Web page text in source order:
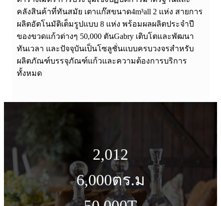
คลังสินค้าที่ทันสมัย ​​เตาแก๊สขนาด4m³all 2 แห่ง สายการ
ผลิตอัตโนมัติเต็มรูปแบบ 8 แห่ง พร้อมผลผลิตประจำปี
ของขวดแก้วต่างๆ 50,000 ตันGabry เติบโตและพัฒนา
ทันเวลา และปัจจุบันเป็นโซลูชั่นแบบครบวงจรสำหรับ
ผลิตภัณฑ์บรรจุภัณฑ์แก้วและความต้องการบริการ
ทั้งหมด
2,012
6,000ตร.ม